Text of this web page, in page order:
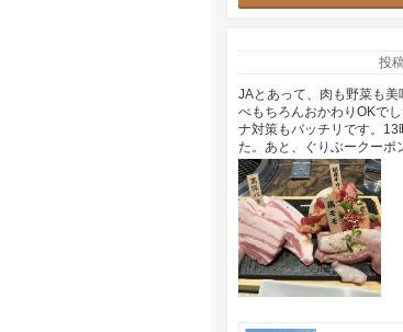
投
JAとあって、肉も野菜も
べもちろんおかわりOKで
ナ対策もバッチリです。
た。あと、ぐりぶークーポ